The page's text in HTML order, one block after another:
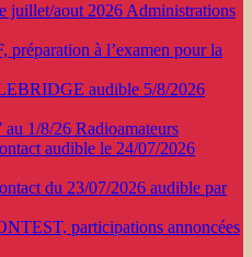
juillet/aout 2026 Administrations
préparation à l’examen pour la
audible 5/8/2026
1/8/26 Radioamateurs
audible le 24/07/2026
du 23/07/2026 audible par
participations annoncées